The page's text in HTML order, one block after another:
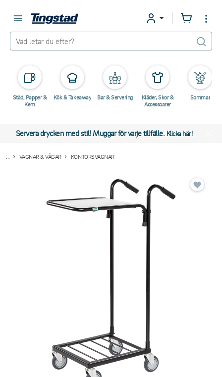
Städ, Papper &
Kem
Kök & Takeaway Bar & Servering
Kläder, Skor &
Accessoarer
Sommar
Servera drycken med stil! Muggar för varje tillfälle. Klicka här!
VAGNAR & VÅGAR KONTORSVAGNAR